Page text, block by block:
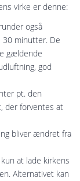
virke er denne:
også
minutter. De
gældende
god
pt. den
der forventes at
bliver ændret fra
at lade kirkens
Alternativet kan